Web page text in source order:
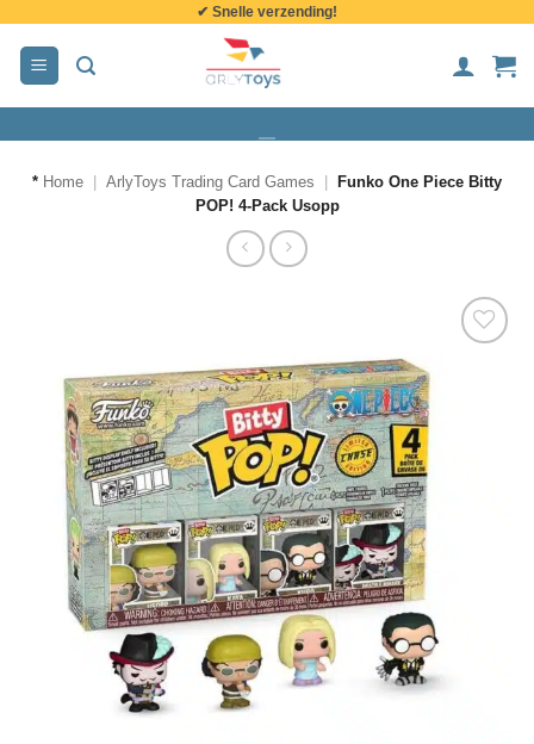
inhoud
✔ Snelle verzending!
* Home ArlyToys Trading Card Games
Funko One Piece Bitty
POP! 4-Pack Usopp